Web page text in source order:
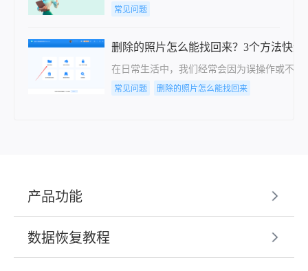
常见问题
删除的照片怎么能找回来？3个方法快速
在日常生活中，我们经常会因为误操作或不
常见问题 删除的照片怎么能找回来
产品功能
数据恢复教程